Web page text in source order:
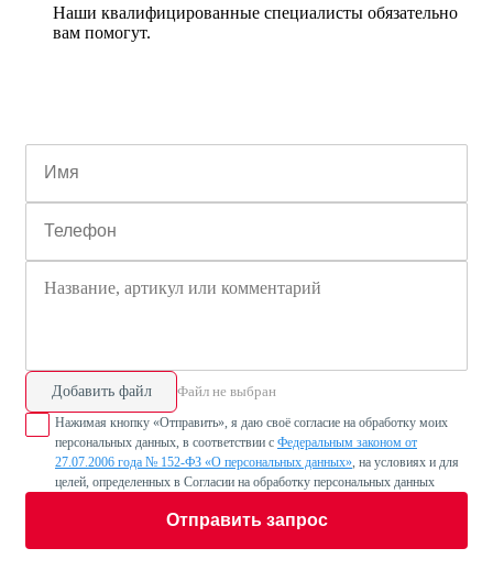
Наши квалифицированные специалисты обязательно
вам помогут.
Добавить файл Файл не выбран
Нажимая кнопку «Отправить», я даю своё согласие на обработку моих
персональных данных, в соответствии с Федеральным законом от
27.07.2006 года № 152-ФЗ «О персональных данных», на условиях и для
целей, определенных в Согласии на обработку персональных данных
Отправить запрос